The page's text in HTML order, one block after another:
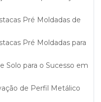
Pré Moldadas de
Pré Moldadas para
Solo para o Sucesso em
de Perfil Metálico